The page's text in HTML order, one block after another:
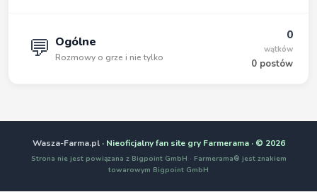
💬 Ogólne
Rozmowy o grze i nie tylko
0
wątków
0 postów
Wasza-Farma.pl· Nieoficjalny fan site gry Farmerama · © 2026
Strona nie jest powiązana z Bigpoint GmbH · Farmerama® jest znakiem
towarowym Bigpoint GmbH